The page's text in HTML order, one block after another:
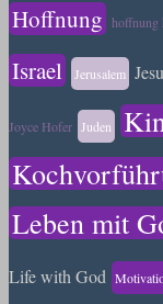
Hoffnung hoffnung
Israel
Jerusalem
Joyce Hofer Juden
Leben mit
Life with God